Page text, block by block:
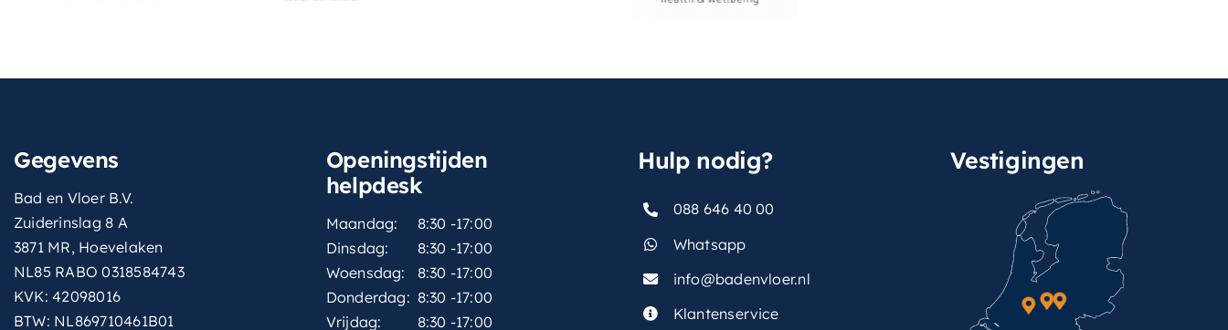
Gegevens
Bad en Vloer B.V.
Zuiderinslag 8 A
3871 MR, Hoevelaken
NL85 RABO 0318584743
KVK: 42098016
BTW: NL869710461B01
Openingstijden
helpdesk
Maandag:
8:30 -17:00
Dinsdag:
8:30 -17:00
Woensdag:
8:30 -17:00
Donderdag: 8:30 -17:00
Vrijdag:
8:30 -17:00
Hulp nodig?
088 646 40 00
Whatsapp
info@badenvloer.nl
Klantenservice
Vestigingen